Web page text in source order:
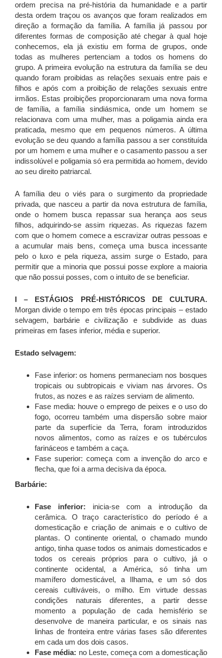
ordem precisa na pré-história da humanidade e a partir
desta ordem traçou os avanços que foram realizados em
direção a formação da família. A família já passou por
diferentes formas de composição até chegar à qual hoje
conhecemos, ela já existiu em forma de grupos, onde
todas as mulheres pertenciam a todos os homens do
grupo. A primeira evolução na estrutura da família se deu
quando foram proibidas as relações sexuais entre pais e
filhos e após com a proibição de relações sexuais entre
irmãos. Estas proibições proporcionaram uma nova forma
de família, a família sindiásmica, onde um homem se
relacionava com uma mulher, mas a poligamia ainda era
praticada, mesmo que em pequenos números. A última
evolução se deu quando a família passou a ser constituída
por um homem e uma mulher e o casamento passou a ser
indissolúvel e poligamia só era permitida ao homem, devido
ao seu direito patriarcal.
A família deu o viés para o surgimento da propriedade
privada, que nasceu a partir da nova estrutura de família,
onde o homem busca repassar sua herança aos seus
filhos, adquirindo-se assim riquezas. As riquezas fazem
com que o homem comece a escravizar outras pessoas e
a acumular mais bens, começa uma busca incessante
pelo o luxo e pela riqueza, assim surge o Estado, para
permitir que a minoria que possui posse explore a maioria
que não possui posses, com o intuito de se beneficiar.
I – ESTÁGIOS PRÉ-HISTÓRICOS DE CULTURA.
Morgan divide o tempo em três épocas principais – estado
selvagem, barbárie e civilização e subdivide as duas
primeiras em fases inferior, média e superior.
Estado selvagem:
Fase inferior: os homens permaneciam nos bosques
tropicais ou subtropicais e viviam nas árvores. Os
frutos, as nozes e as raízes serviam de alimento.
Fase media: houve o emprego de peixes e o uso do
fogo, ocorreu também uma dispersão sobre maior
parte da superfície da Terra, foram introduzidos
novos alimentos, como as raízes e os tubérculos
farináceos e também a caça.
Fase superior: começa com a invenção do arco e
flecha, que foi a arma decisiva da época.
Barbárie:
Fase inferior: inicia-se com a introdução da
cerâmica. O traço característico do período é a
domesticação e criação de animais e o cultivo de
plantas. O continente oriental, o chamado mundo
antigo, tinha quase todos os animais domesticados e
todos os cereais próprios para o cultivo, já o
continente ocidental, a América, só tinha um
mamífero domesticável, a Ilhama, e um só dos
cereais cultiváveis, o milho. Em virtude dessas
condições naturais diferentes, a partir desse
momento a população de cada hemisfério se
desenvolve de maneira particular, e os sinais nas
linhas de fronteira entre várias fases são diferentes
em cada um dos dois casos.
Fase média: no Leste, começa com a domesticação